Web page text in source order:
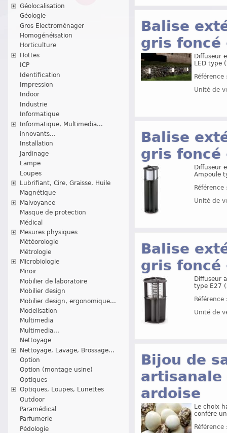
Géolocalisation
Géologie
Gros Electroménager
Homogénéisation
Horticulture
Hottes
ICP
Identification
Impression
Indoor
Industrie
Informatique
Informatique, Multimedia...
innovants...
Installation
Jardinage
Lampe
Loupes
Lubrifiant, Cire, Graisse, Huile
Magnétique
Malvoyance
Masque de protection
Médical
Mesures physiques
Météorologie
Métrologie
Microbiologie
Miroir
Mobilier de laboratoire
Mobilier design
Mobilier design, ergonomique...
Modelisation
Multimedia
Multimedia...
Nettoyage
Nettoyage, Lavage, Brossage...
Option
Option (montage usine)
Optiques
Optiques, Loupes, Lunettes
Outdoor
Paramédical
Parfumerie
Pédologie
Balise
gris foncé
Diffuseur
LED type
Unité de
Balise
gris foncé
Diffuseur
Ampoule
Unité de
Balise
gris foncé
Diffuseur
type E27
Unité de
Bijou de
ardoise
Le choix
confère